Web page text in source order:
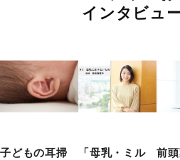
インタビュ
子どもの耳掃
「母乳・ミル
前